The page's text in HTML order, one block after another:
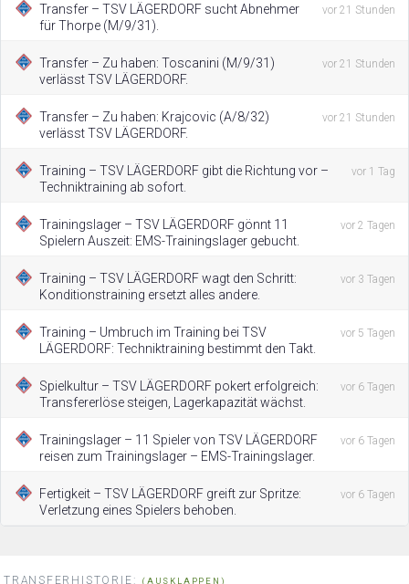
Transfer – TSV LÄGERDORF sucht Abnehmer
für Thorpe (M/9/31).
vor 21 Stunden
Transfer – Zu haben: Toscanini (M/9/31)
verlässt TSV LÄGERDORF.
vor 21 Stunden
Transfer – Zu haben: Krajcovic (A/8/32)
verlässt TSV LÄGERDORF.
vor 21 Stunden
Training – TSV LÄGERDORF gibt die Richtung vor –
Techniktraining ab sofort.
vor 1 Tag
Trainingslager – TSV LÄGERDORF gönnt 11
Spielern Auszeit: EMS-Trainingslager gebucht.
vor 2 Tagen
Training – TSV LÄGERDORF wagt den Schritt:
Konditionstraining ersetzt alles andere.
vor 3 Tagen
Training – Umbruch im Training bei TSV
LÄGERDORF: Techniktraining bestimmt den Takt.
vor 5 Tagen
Spielkultur – TSV LÄGERDORF pokert erfolgreich:
Transfererlöse steigen, Lagerkapazität wächst.
vor 6 Tagen
Trainingslager – 11 Spieler von TSV LÄGERDORF
reisen zum Trainingslager – EMS-Trainingslager.
vor 6 Tagen
Fertigkeit – TSV LÄGERDORF greift zur Spritze:
Verletzung eines Spielers behoben.
vor 6 Tagen
TRANSFERHISTORIE: (AUSKLAPPEN)